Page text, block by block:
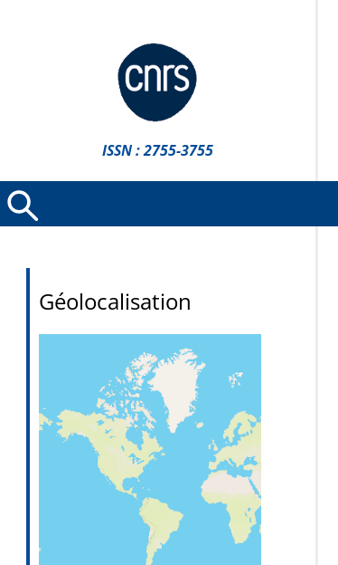
ISSN : 2755-3755
Géolocalisation